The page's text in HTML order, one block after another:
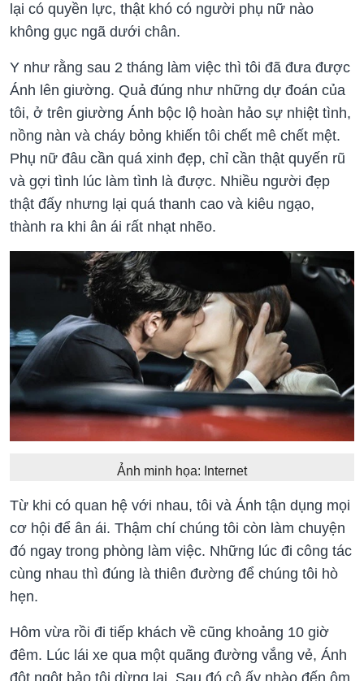
lại có quyền lực, thật khó có người phụ nữ nào
không gục ngã dưới chân.
Y như rằng sau 2 tháng làm việc thì tôi đã đưa được
Ánh lên giường. Quả đúng như những dự đoán của
tôi, ở trên giường Ánh bộc lộ hoàn hảo sự nhiệt tình,
nồng nàn và cháy bỏng khiến tôi chết mê chết mệt.
Phụ nữ đâu cần quá xinh đẹp, chỉ cần thật quyến rũ
và gợi tình lúc làm tình là được. Nhiều người đẹp
thật đấy nhưng lại quá thanh cao và kiêu ngạo,
thành ra khi ân ái rất nhạt nhẽo.
Ảnh minh họa: Internet
Từ khi có quan hệ với nhau, tôi và Ánh tận dụng mọi
cơ hội để ân ái. Thậm chí chúng tôi còn làm chuyện
đó ngay trong phòng làm việc. Những lúc đi công tác
cùng nhau thì đúng là thiên đường để chúng tôi hò
hẹn.
Hôm vừa rồi đi tiếp khách về cũng khoảng 10 giờ
đêm. Lúc lái xe qua một quãng đường vắng vẻ, Ánh
đột ngột bảo tôi dừng lại. Sau đó cô ấy nhào đến ôm